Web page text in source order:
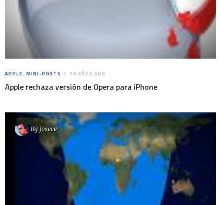
APPLE, MINI-POSTS 18 AÑOS AGO
Apple rechaza versión de Opera para iPhone
By josece